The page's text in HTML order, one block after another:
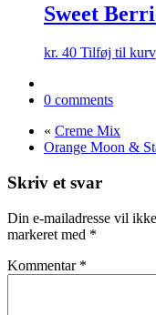
Sweet
kr. 40 Tilføj til kurv
0 comments
« Creme Mix
Orange Moon &
Skriv et svar
Din e-mailadresse vil
markeret med *
Kommentar *